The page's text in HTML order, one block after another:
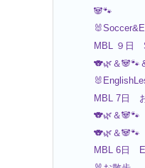
🐼🐾
MBL ９日
🐨🌿＆🐼🐾
MBL 7日
🐨🌿＆🐼🐾
🐨🌿＆🐼🐾
MBL 6日